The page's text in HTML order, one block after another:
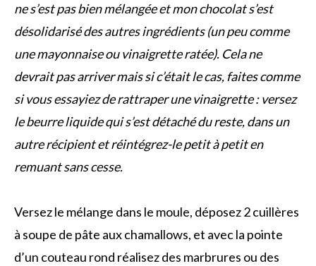
ne s’est pas bien mélangée et mon chocolat s’est
désolidarisé des autres ingrédients (un peu comme
une mayonnaise ou vinaigrette ratée). Cela ne
devrait pas arriver mais si c’était le cas, faites comme
si vous essayiez de rattraper une vinaigrette : versez
le beurre liquide qui s’est détaché du reste, dans un
autre récipient et réintégrez-le petit à petit en
remuant sans cesse.
Versez le mélange dans le moule, déposez 2 cuillères
à soupe de pâte aux chamallows, et avec la pointe
d’un couteau rond réalisez des marbrures ou des